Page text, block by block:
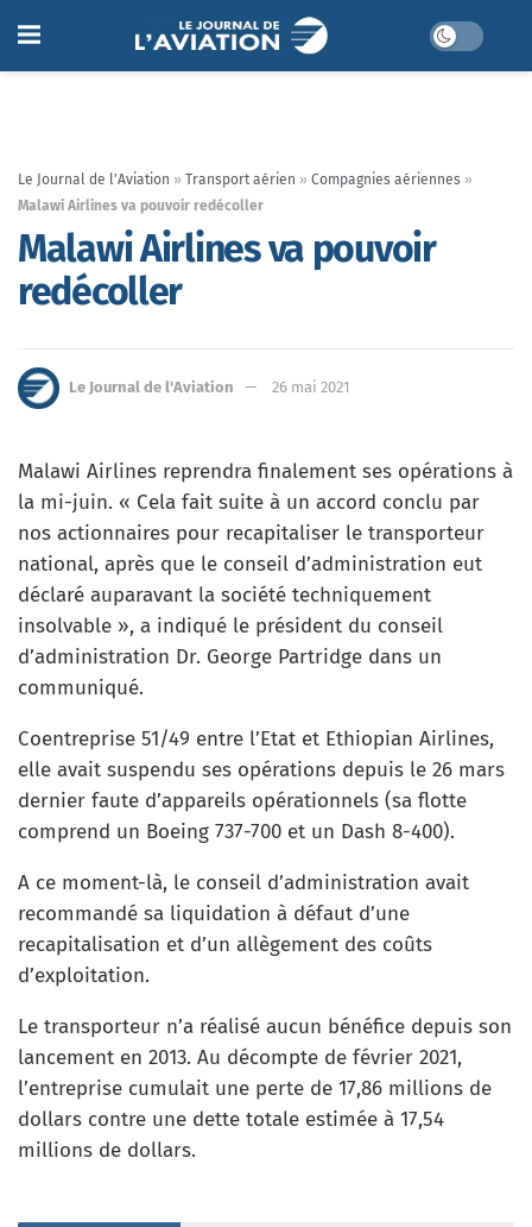
Le Journal de l'Aviation » Transport aérien » Compagnies aériennes »
Malawi Airlines va pouvoir redécoller
Malawi Airlines va pouvoir
redécoller
Le Journal de l'Aviation 26 mai 2021
Malawi Airlines reprendra finalement ses opérations à
la mi-juin. « Cela fait suite à un accord conclu par
nos actionnaires pour recapitaliser le transporteur
national, après que le conseil d’administration eut
déclaré auparavant la société techniquement
insolvable », a indiqué le président du conseil
d’administration Dr. George Partridge dans un
communiqué.
Coentreprise 51/49 entre l’Etat et Ethiopian Airlines,
elle avait suspendu ses opérations depuis le 26 mars
dernier faute d’appareils opérationnels (sa flotte
comprend un Boeing 737-700 et un Dash 8-400).
A ce moment-là, le conseil d’administration avait
recommandé sa liquidation à défaut d’une
recapitalisation et d’un allègement des coûts
d’exploitation.
Le transporteur n’a réalisé aucun bénéfice depuis son
lancement en 2013. Au décompte de février 2021,
l’entreprise cumulait une perte de 17,86 millions de
dollars contre une dette totale estimée à 17,54
millions de dollars.